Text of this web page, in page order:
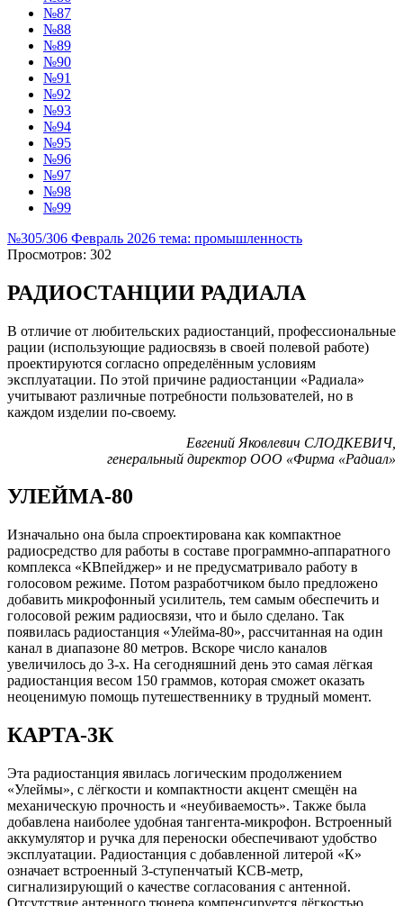
№87
№88
№89
№90
№91
№92
№93
№94
№95
№96
№97
№98
№99
№305/306 Февраль 2026 тема: промышленность
Просмотров: 302
РАДИОСТАНЦИИ РАДИАЛА
В отличие от любительских радиостанций, профессиональные
рации (использующие радиосвязь в своей полевой работе)
проектируются согласно определённым условиям
эксплуатации. По этой причине радиостанции «Радиала»
учитывают различные потребности пользователей, но в
каждом изделии по-своему.
Евгений Яковлевич СЛОДКЕВИЧ,
генеральный директор ООО «Фирма «Радиал»
УЛЕЙМА-80
Изначально она была спроектирована как компактное
радиосредство для работы в составе программно-аппаратного
комплекса «КВпейджер» и не предусматривало работу в
голосовом режиме. Потом разработчиком было предложено
добавить микрофонный усилитель, тем самым обеспечить и
голосовой режим радиосвязи, что и было сделано. Так
появилась радиостанция «Улейма-80», рассчитанная на один
канал в диапазоне 80 метров. Вскоре число каналов
увеличилось до 3-х. На сегодняшний день это самая лёгкая
радиостанция весом 150 граммов, которая сможет оказать
неоценимую помощь путешественнику в трудный момент.
КАРТА-3К
Эта радиостанция явилась логическим продолжением
«Улеймы», с лёгкости и компактности акцент смещён на
механическую прочность и «неубиваемость». Также была
добавлена наиболее удобная тангента-микрофон. Встроенный
аккумулятор и ручка для переноски обеспечивают удобство
эксплуатации. Радиостанция с добавленной литерой «К»
означает встроенный 3-ступенчатый КСВ-метр,
сигнализирующий о качестве согласования с антенной.